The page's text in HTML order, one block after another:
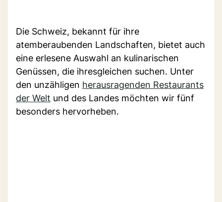
Die Schweiz, bekannt für ihre
atemberaubenden Landschaften, bietet auch
eine erlesene Auswahl an kulinarischen
Genüssen, die ihresgleichen suchen. Unter
den unzähligen herausragenden Restaurants
der Welt und des Landes möchten wir fünf
besonders hervorheben.